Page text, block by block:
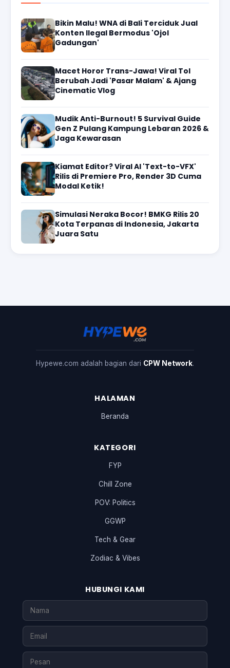
Bikin Malu! WNA di Bali Terciduk Jual
Konten Ilegal Bermodus 'Ojol
Gadungan'
Macet Horor Trans-Jawa! Viral Tol
Berubah Jadi 'Pasar Malam' & Ajang
Cinematic Vlog
Mudik Anti-Burnout! 5 Survival Guide
Gen Z Pulang Kampung Lebaran 2026 &
Jaga Kewarasan
Kiamat Editor? Viral AI 'Text-to-VFX'
Rilis di Premiere Pro, Render 3D Cuma
Modal Ketik!
Simulasi Neraka Bocor! BMKG Rilis 20
Kota Terpanas di Indonesia, Jakarta
Juara Satu
Hypewe.com adalah bagian dari CPW Network.
HALAMAN
Beranda
KATEGORI
FYP
Chill Zone
POV: Politics
GGWP
Tech & Gear
Zodiac & Vibes
HUBUNGI KAMI